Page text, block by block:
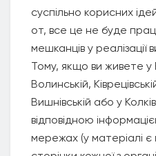
суспільно корисних
от, все це не буде
мешканців у реалізації
Тому, якщо ви живете
Волинській,
Вишнівській або у
відповідною
мережах (у матеріалі є